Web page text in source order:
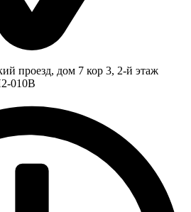
проезд, дом 7 кор 3, 2-й этаж
010В